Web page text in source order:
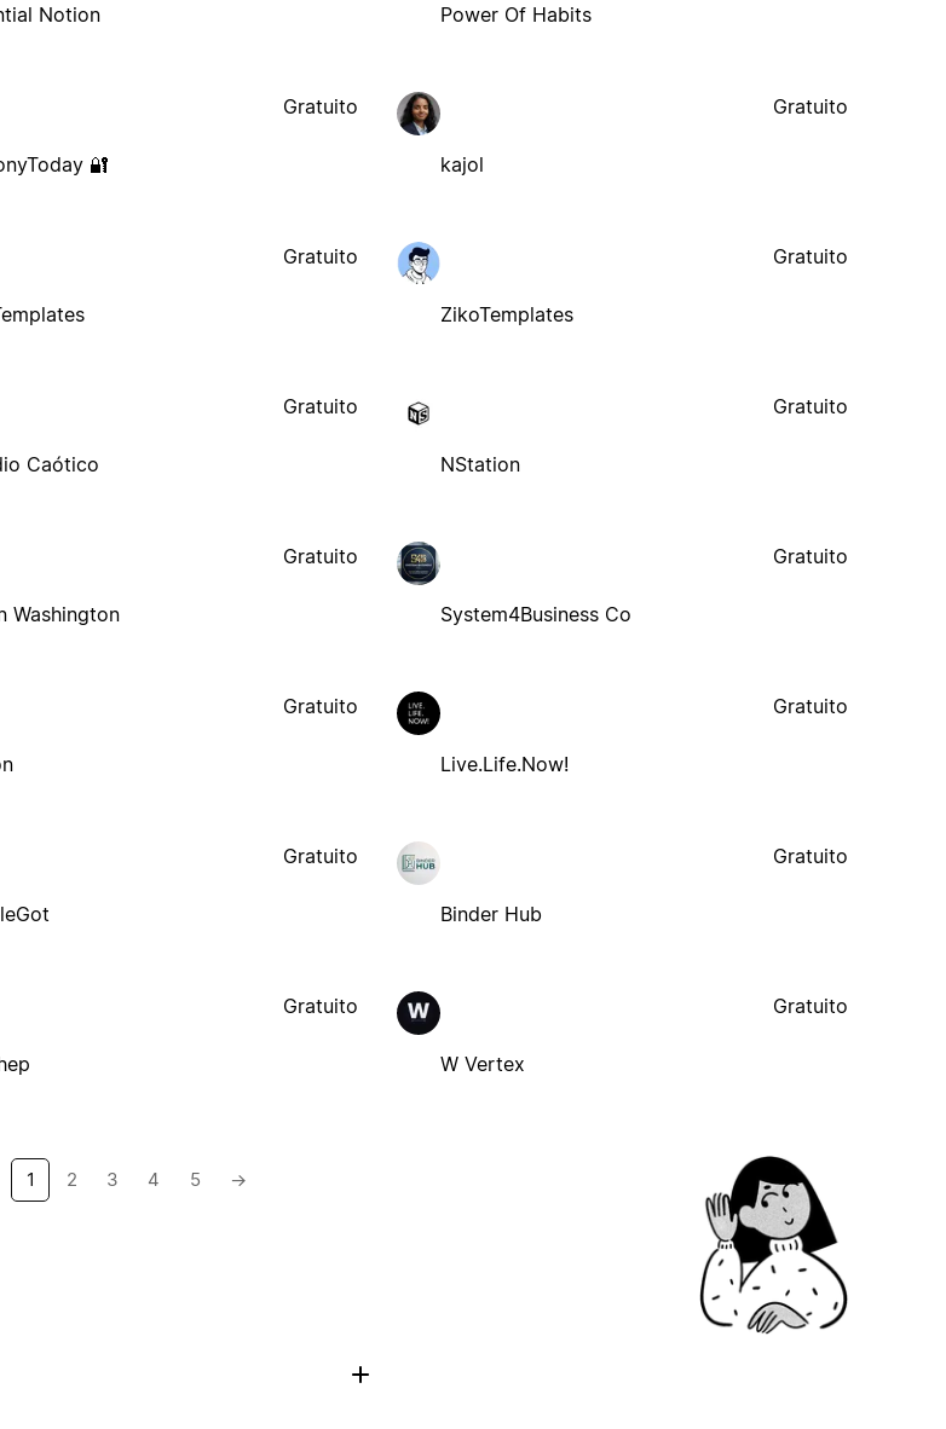
Notion Power Of Habits
🔐
Gratuito
kajol
Gratuito
Gratuito
ZikoTemplates
Gratuito
Caótico
Gratuito
NStation
Gratuito
Washington
Gratuito
System4Business Co
Gratuito
Gratuito
Live.Life.Now!
Gratuito
Gratuito
Binder Hub
Gratuito
Gratuito
W Vertex
Gratuito
1 2 3 4 5 →